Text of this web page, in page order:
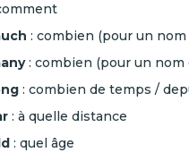
: combien (pour un
: combien (pour un nom
: combien de temps /
: à quelle distance
: quel âge